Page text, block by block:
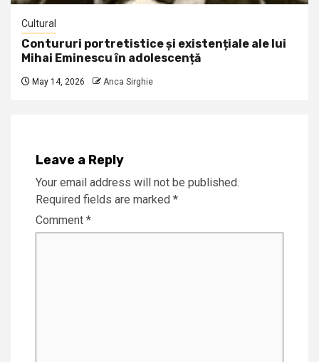
Cultural
Contururi portretistice și existențiale ale lui
Mihai Eminescu în adolescență
May 14, 2026 Anca Sirghie
Leave a Reply
Your email address will not be published.
Required fields are marked *
Comment *